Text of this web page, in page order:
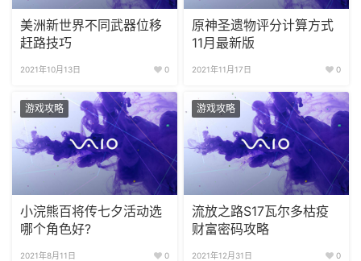
美洲新世界不同武器位移
赶路技巧
2021年10月13日 0
原神圣遗物评分计算方式
11月最新版
2021年11月17日 0
游戏攻略
小浣熊百将传七夕活动选
哪个角色好?
2021年8月11日 0
游戏攻略
流放之路S17瓦尔多枯疫
财富密码攻略
2021年12月31日 0